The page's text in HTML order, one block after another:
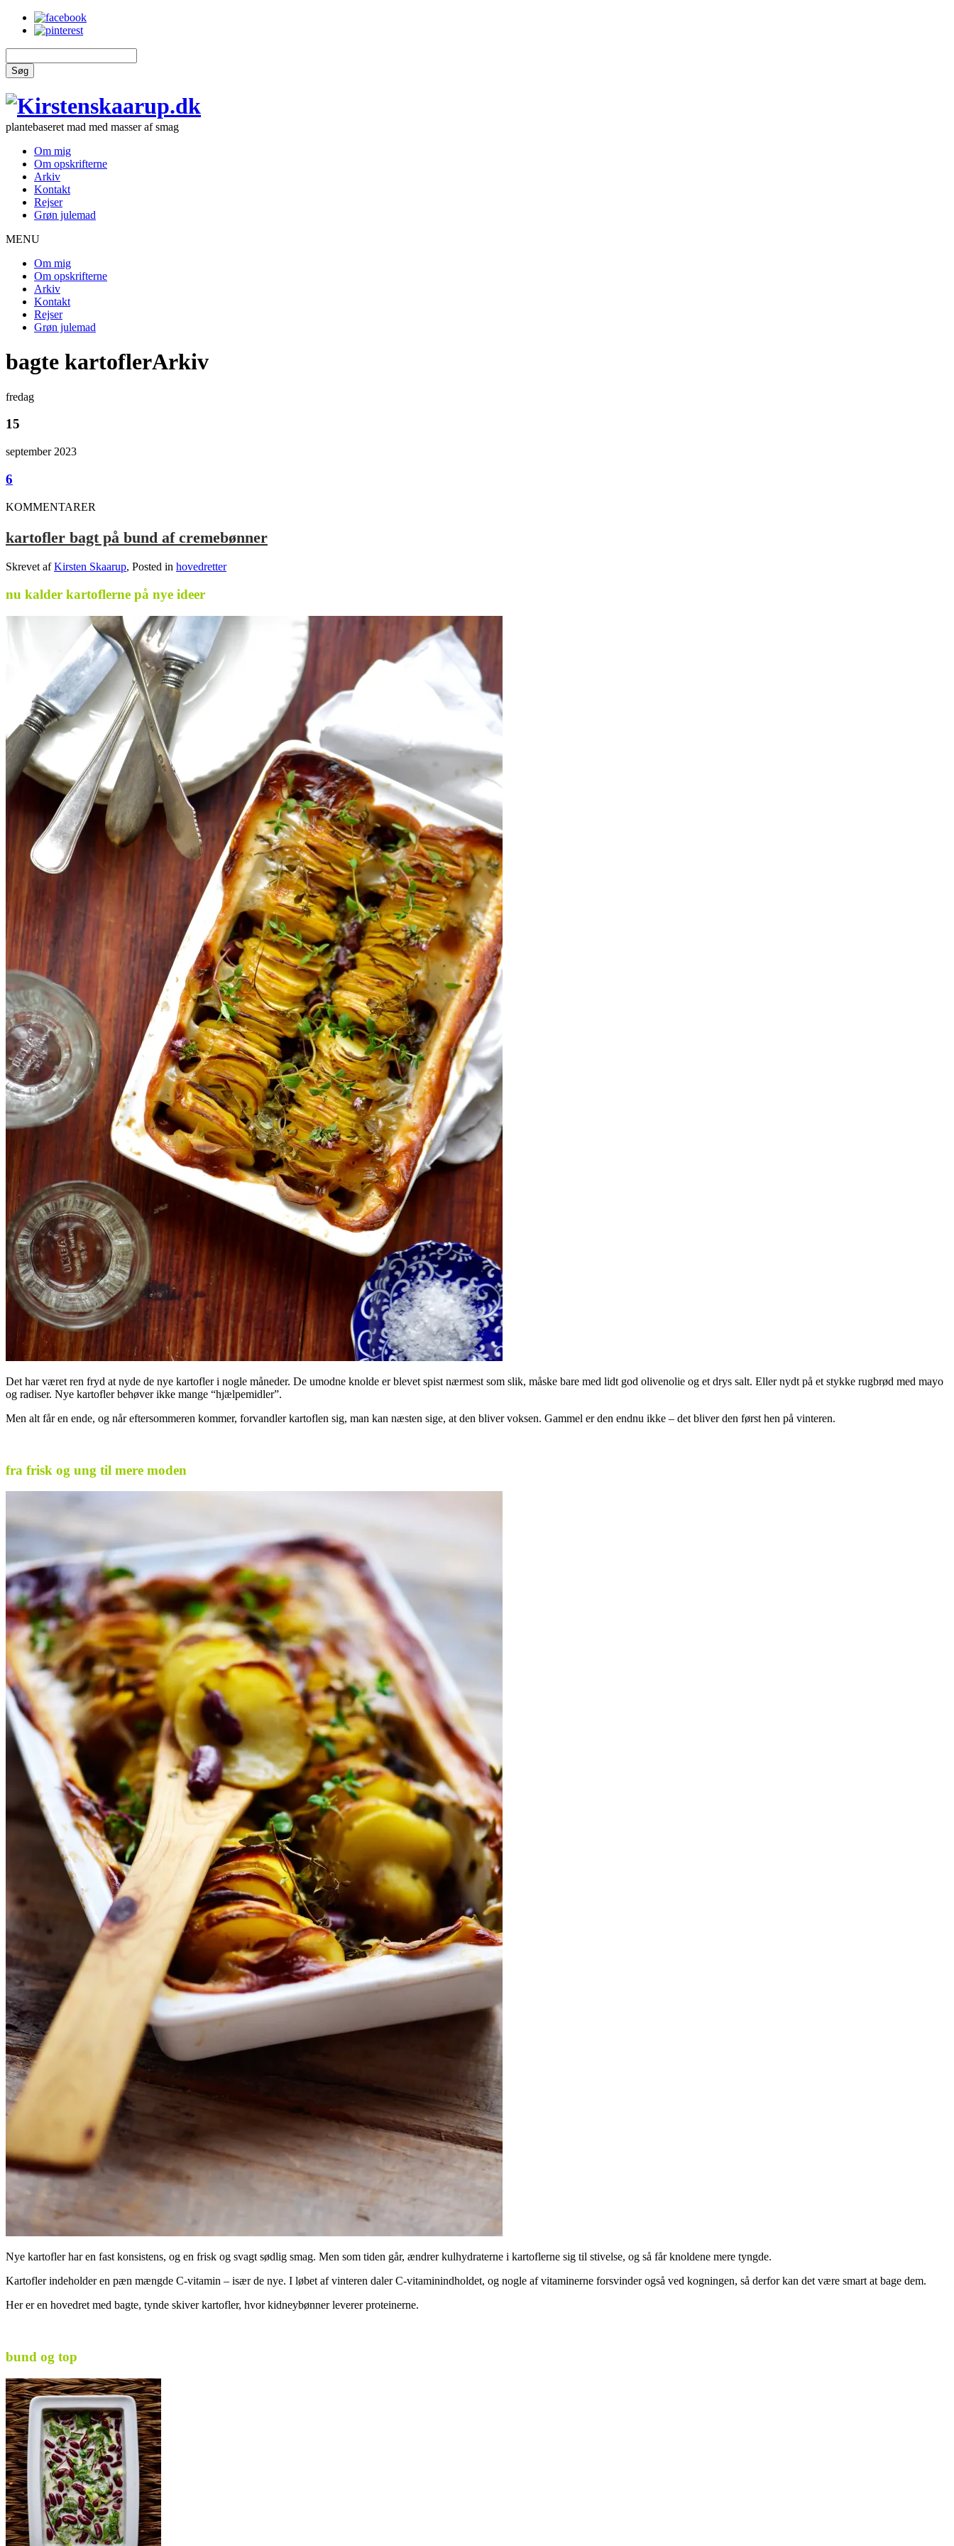
Søg
plantebaseret mad med masser af smag
Om mig
Om opskrifterne
Arkiv
Kontakt
Rejser
Grøn julemad
MENU
Om mig
Om opskrifterne
Arkiv
Kontakt
Rejser
Grøn julemad
bagte kartoflerArkiv
fredag
15
september 2023
6
KOMMENTARER
kartofler bagt på bund af cremebønner
Skrevet afKirsten Skaarup, Posted in hovedretter
nu kalder kartoflerne på nye ideer
Det har været ren fryd at nyde de nye kartofler i nogle måneder. De umodne knolde er blevet spist nærmest som slik, måske bare med lidt god olivenolie og et drys salt. Eller nydt på et stykke rugbrød med mayo
og radiser. Nye kartofler behøver ikke mange “hjælpemidler”.
Men alt får en ende, og når eftersommeren kommer, forvandler kartoflen sig, man kan næsten sige, at den bliver voksen. Gammel er den endnu ikke – det bliver den først hen på vinteren.
fra frisk og ung til mere moden
Nye kartofler har en fast konsistens, og en frisk og svagt sødlig smag. Men som tiden går, ændrer kulhydraterne i kartoflerne sig til stivelse, og så får knoldene mere tyngde.
Kartofler indeholder en pæn mængde C-vitamin – især de nye. I løbet af vinteren daler C-vitaminindholdet, og nogle af vitaminerne forsvinder også ved kogningen, så derfor kan det være smart at bage dem.
Her er en hovedret med bagte, tynde skiver kartofler, hvor kidneybønner leverer proteinerne.
bund og top